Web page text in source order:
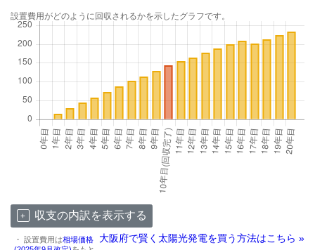
設置費用がどのように回収されるかを示したグラフです。
収支の内訳を表示する
大阪府で賢く太陽光発電を買う方法はこちら »
・ 設置費用は相場価格